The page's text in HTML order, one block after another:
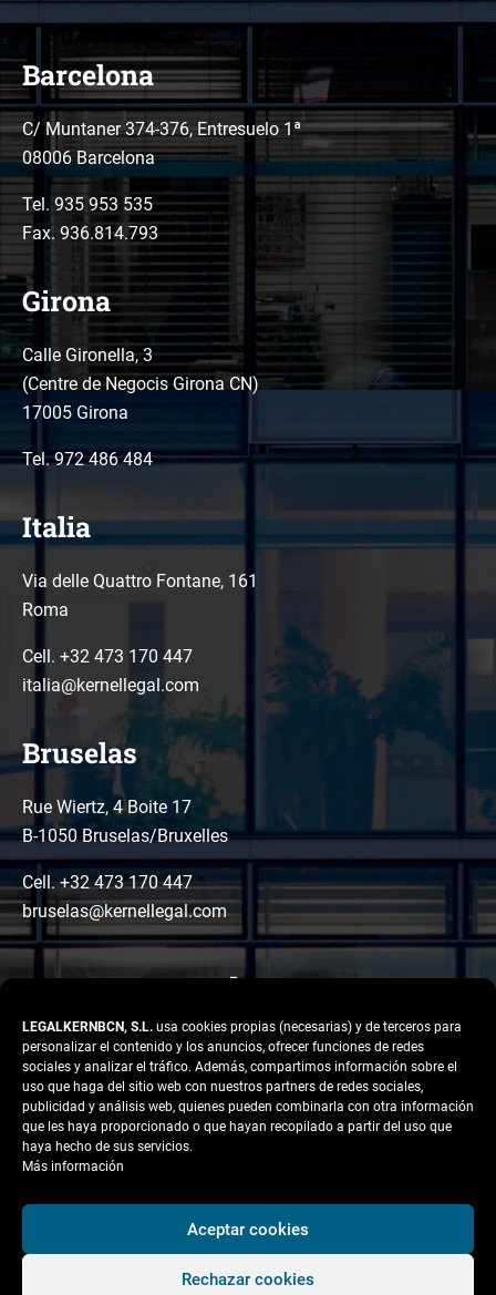
LEGALKERNBCN, S.L. usa cookies propias (necesarias) y de terceros para
personalizar el contenido y los anuncios, ofrecer funciones de redes
sociales y analizar el tráfico. Además, compartimos información sobre el
uso que haga del sitio web con nuestros partners de redes sociales,
publicidad y análisis web, quienes pueden combinarla con otra información
que les haya proporcionado o que hayan recopilado a partir del uso que
haya hecho de sus servicios.
Más información
Aceptar cookies
Rechazar cookies
Barcelona
C/ Muntaner 374-376, Entresuelo 1ª
08006 Barcelona
Tel. 935 953 535
Fax. 936.814.793
Girona
Calle Gironella, 3
(Centre de Negocis Girona CN)
17005 Girona
Tel.972 486 484
Italia
Via delle Quattro Fontane, 161
Roma
Cell. +32 473 170 447
italia@kernellegal.com
Bruselas
Rue Wiertz, 4 Boite 17
B-1050 Bruselas/Bruxelles
Cell. +32 473 170 447
bruselas@kernellegal.com
LinkedIn
Instagram
Facebook
Copyright © 2026 Kernel
Política de Privacidad
Política de cookies